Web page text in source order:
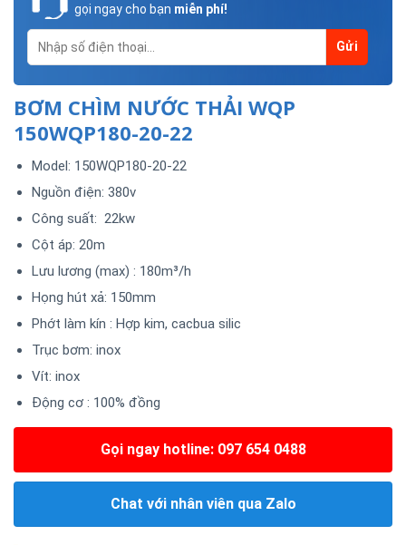
gọi ngay cho bạn miễn phí!
BƠM CHÌM NƯỚC THẢI WQP
150WQP180-20-22
Model: 150WQP180-20-22
Nguồn điện: 380v
Công suất: 22kw
Cột áp: 20m
Lưu lương (max) : 180m³/h
Họng hút xả: 150mm
Phớt làm kín : Hợp kim, cacbua silic
Trục bơm: inox
Vít: inox
Động cơ : 100% đồng
Gọi ngay hotline: 097 654 0488
Chat với nhân viên qua Zalo